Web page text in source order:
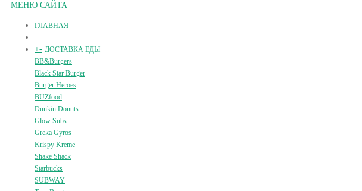
МЕНЮ САЙТА
ГЛАВНАЯ
+- ДОСТАВКА ЕДЫ
BB&Burgers
Black Star Burger
Burger Heroes
BUZfood
Dunkin Donuts
Glow Subs
Greka Gyros
Krispy Kreme
Shake Shack
Starbucks
SUBWAY